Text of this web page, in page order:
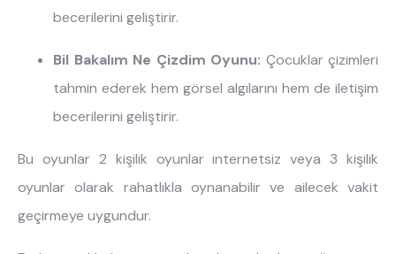
becerilerini geliştirir.
Bil Bakalım Ne Çizdim Oyunu: Çocuklar çizimleri
tahmin ederek hem görsel algılarını hem de iletişim
becerilerini geliştirir.
Bu oyunlar 2 kişilik oyunlar internetsiz veya 3 kişilik
oyunlar olarak rahatlıkla oynanabilir ve ailecek vakit
geçirmeye uygundur.